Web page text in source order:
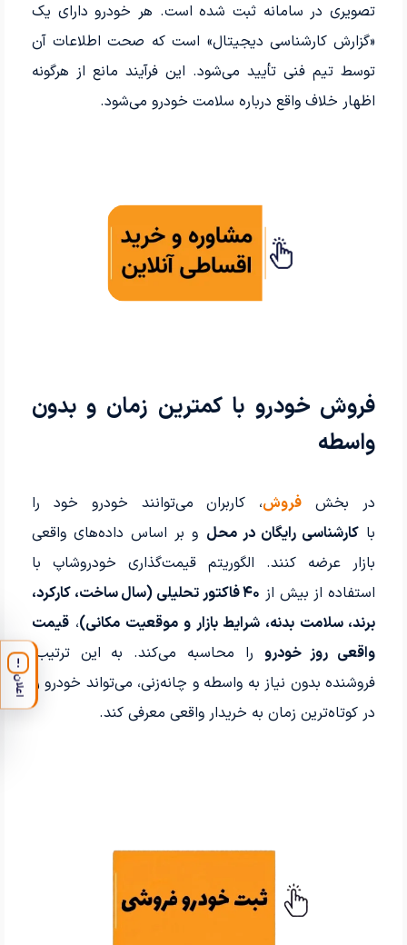
تصویری در سامانه ثبت شده است. هر خودرو دارای یک
«گزارش کارشناسی دیجیتال» است که صحت اطلاعات آن
توسط تیم فنی تأیید می‌شود. این فرآیند مانع از هرگونه
اظهار خلاف واقع درباره سلامت خودرو می‌شود.
فروش خودرو با کمترین زمان و بدون
واسطه
در بخش فروش، کاربران می‌توانند خودرو خود را
با کارشناسی رایگان در محل و بر اساس داده‌های واقعی
بازار عرضه کنند. الگوریتم قیمت‌گذاری خودروشاپ با
استفاده از بیش از
۴۰ فاکتور تحلیلی (سال ساخت، کارکرد،
برند، سلامت بدنه، شرایط بازار و موقعیت مکانی)،قیمت
واقعی روز خودرو را محاسبه می‌کند. به این ترتیب،
فروشنده بدون نیاز به واسطه و چانه‌زنی، می‌تواند خودرو را
در کوتاه‌ترین زمان به خریدار واقعی معرفی کند.
!
اعلان